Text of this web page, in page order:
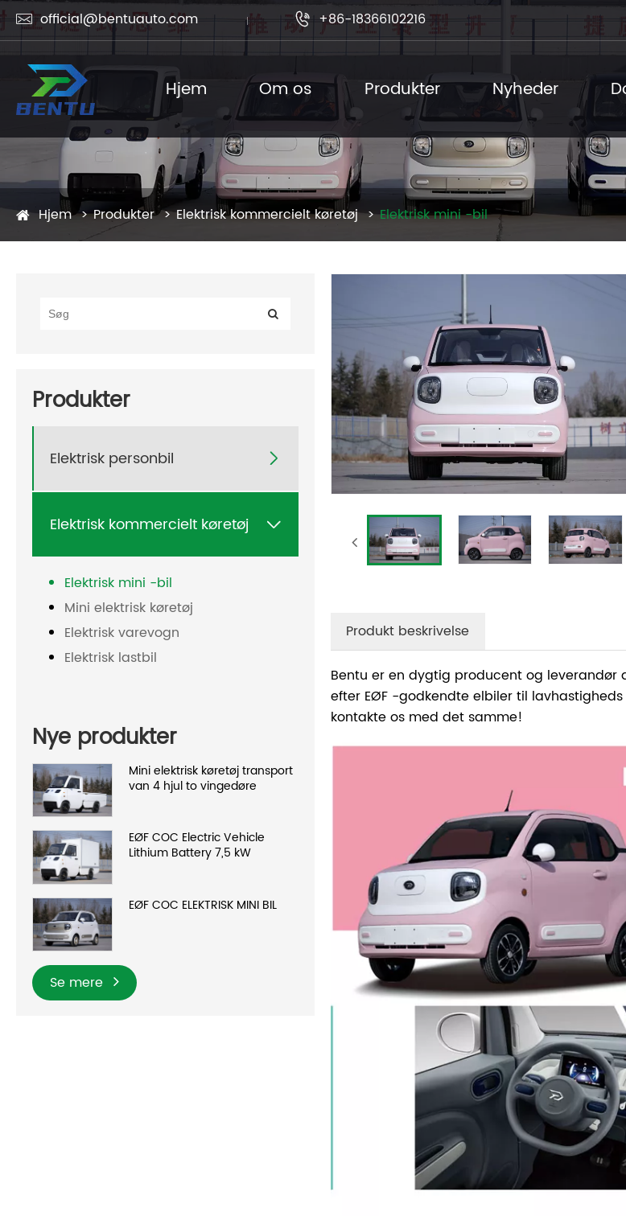
 official@bentuauto.com  +86-18366102216
Hjem Om os Produkter Nyheder
Hjem Produkter Elektrisk kommercielt køretøj Elektrisk mini -bil
Produkter
Elektrisk personbil 
Elektrisk kommercielt køretøj 
Elektrisk mini -bil
Mini elektrisk køretøj
Elektrisk varevogn
Elektrisk lastbil
Nye produkter
Mini elektrisk køretøj transport
van 4 hjul to vingedøre
EØF COC Electric Vehicle
Lithium Battery 7,5 kW
EØF COC ELEKTRISK MINI BIL
Se mere
Produkt beskrivelse
Bentu er en dygtig producent og leverandør
efter EØF -godkendte elbiler til
kontakte os med det samme!